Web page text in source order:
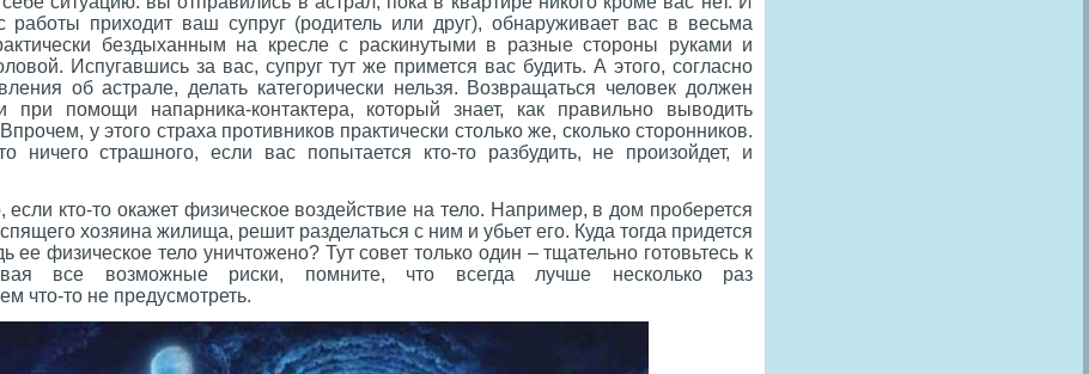
работы приходит ваш супруг (родитель или друг), обнаруживает вас в весьма
бездыханным на кресле с раскинутыми в разные стороны руками и
Испугавшись за вас, супруг тут же примется вас будить. А этого, согласно
об астрале, делать категорически нельзя. Возвращаться человек должен
при помощи напарника-контактера, который знает, как правильно выводить
у этого страха противников практически столько же, сколько сторонников.
ничего страшного, если вас попытается кто-то разбудить, не произойдет, и
если кто-то окажет физическое воздействие на тело. Например, в дом проберется
хозяина жилища, решит разделаться с ним и убьет его. Куда тогда придется
ее физическое тело уничтожено? Тут совет только один – тщательно готовьтесь к
все возможные риски, помните, что всегда лучше несколько раз
что-то не предусмотреть.